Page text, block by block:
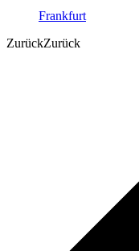
Frankfurt
ZurückZurück